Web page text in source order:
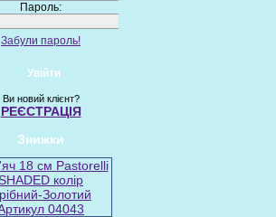
Пароль:
Забули пароль!
Увійти
Ви новий клієнт?
РЕЄСТРАЦІЯ
Знижки